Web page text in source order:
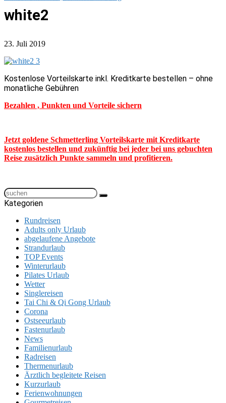
white2
23. Juli 2019
Kostenlose Vorteilskarte inkl. Kreditkarte bestellen – ohne
monatliche Gebühren
Bezahlen , Punkten und Vorteile sichern
Jetzt goldene Schmetterling Vorteilskarte mit Kreditkarte
kostenlos bestellen und zukünftig bei jeder bei uns gebuchten
Reise zusätzlich Punkte sammeln und profitieren.
Kategorien
Rundreisen
Adults only Urlaub
abgelaufene Angebote
Strandurlaub
TOP Events
Winterurlaub
Pilates Urlaub
Wetter
Singlereisen
Tai Chi & Qi Gong Urlaub
Corona
Ostseeurlaub
Fastenurlaub
News
Familienurlaub
Radreisen
Thermenurlaub
Ärztlich begleitete Reisen
Kurzurlaub
Ferienwohnungen